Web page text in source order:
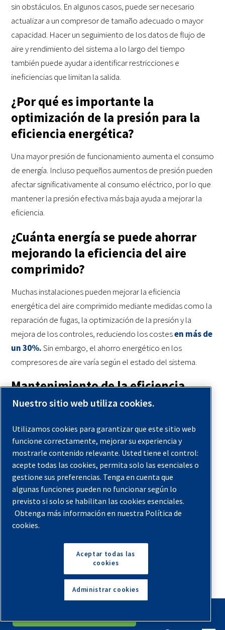
sin obstáculos. En algunos casos, puede ser necesario
actualizar a un compresor de tamaño adecuado o mayor
capacidad. Hacer un seguimiento de los datos de flujo de
aire y rendimiento del sistema a lo largo del tiempo
también puede ayudar a identificar restricciones e
ineficiencias que limitan la salida.
¿Por qué es importante la
optimización de la presión para la
eficiencia energética?
Una mayor presión de funcionamiento aumenta el consumo
de energía. Incluso pequeños aumentos de presión pueden
afectar significativamente al consumo eléctrico, por lo que
mantener la presión efectiva más baja ayuda a mejorar la
eficiencia.
¿Cuánta energía se puede ahorrar
mejorando la eficiencia del aire
comprimido?
Muchas instalaciones pueden mejorar la eficiencia
energética del aire comprimido mediante medidas como la
reparación de fugas, la optimización de la presión y la
mejora de los controles, reduciendo los costesen más de
un 30%.Sin embargo, el ahorro energético en los
compresores de aire varía según el estado del sistema.
Mantenimiento de la eficiencia
energética de los sistemas de aire
Abordar los retos de eficiencia energética de tu sistema
de aire comprimido ofrece una solución poderosa para
reducir los costes operativos, mejorar el
funcionamiento general de las instalaciones y disminuir
la huella energética de tu instalación. Para mantener la
eficiencia energética a largo plazo, es necesario un
enfoque holístico que combine aspectos técnicos y un
Los sistemas de aire comprimido son una máquina
imprescindible en muchas industrias. Sin embargo, su
relevancia no significa que debas asumir facturas de
energía desorbitantes. Prueba las soluciones
resolver fugas y optimizar los controles del compresor.
Nuestro sitio web utiliza cookies.
Utilizamos cookies para garantizar que este sitio web
funcione correctamente, mejorar su experiencia y
mostrarle contenido relevante. Usted tiene el control:
acepte todas las cookies, permita solo las esenciales o
gestione sus preferencias. Tenga en cuenta que
algunas funciones pueden no funcionar según lo
previsto si solo se habilitan las cookies esenciales.
Obtenga más información en nuestra Política de
cookies.
Aceptar todas las
cookies
Administrar cookies